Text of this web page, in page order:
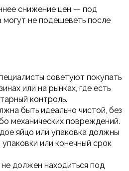
снижение цен — под
не подешеветь после
советуют покупать
или на рынках, где есть
контроль.
быть идеально чистой, без
механических повреждений.
яйцо или упаковка должны
или конечный срок
должен находиться под